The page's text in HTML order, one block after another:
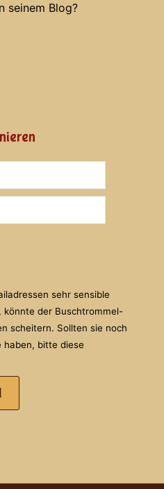
seinem Blog?
sehr sensible
könnte der Buschtrommel-
scheitern. Sollten sie noch
haben, bitte diese